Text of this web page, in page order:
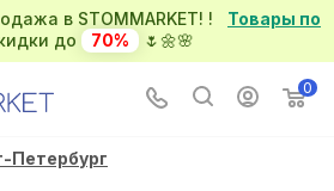
в STOMMARKET! ! Товары по
до 70% 🌷🌼🌸
0
Петербург